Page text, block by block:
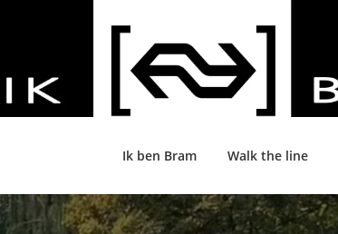
Ik ben Bram Walk the line